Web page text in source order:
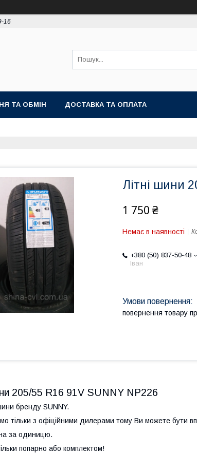
16
ТА ОБМІН ДОСТАВКА ТА ОПЛАТА
Літні шини
1 750 ₴
Немає в наявності
+380 (50) 837-50-48
Іван
повернення товару
205/55 R16 91V SUNNY NP226
бренду SUNNY.
тільки з офіційними дилерами тому Ви можете бути
за одиницю.
попарно або комплектом!